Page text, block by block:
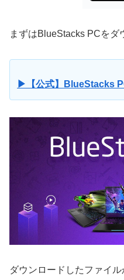
まずはBlueStacks PCをダ
▶【公式】BlueStacks
ダウンロードしたファイ